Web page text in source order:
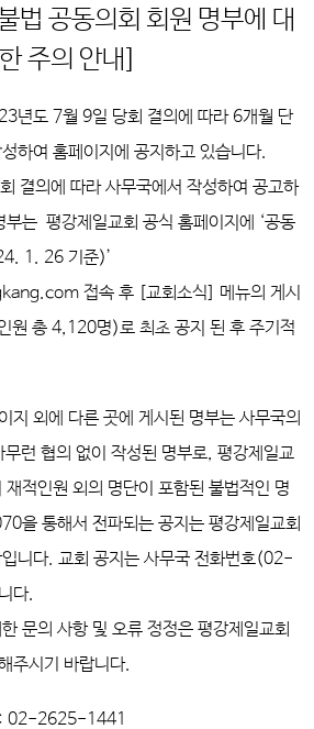
법 공동의회 회원 명부에 대
한 주의 안내]
년도 7월 9일 당회 결의에 따라 6개월 단
하여 홈페이지에 공지하고 있습니다.
결의에 따라 사무국에서 작성하여 공고하
부는 평강제일교회 공식 홈페이지에 ‘공동
1. 26 기준)’
접속 후 [교회소식] 메뉴의 게시
원 총 4,120명)로 최초 공지 된 후 주기적
지 외에 다른 곳에 게시된 명부는 사무국의
런 협의 없이 작성된 명부로, 평강제일교
적인원 외의 명단이 포함된 불법적인 명
을 통해서 전파되는 공지는 평강제일교회
니다. 교회 공지는 사무국 전화번호(02-
다.
문의 사항 및 오류 정정은 평강제일교회
주시기 바랍니다.
: 02-2625-1441